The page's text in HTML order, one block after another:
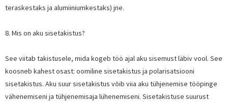
teraskestaks ja alumiiniumkestaks) jne.
8. Mis on aku sisetakistus?
See viitab takistusele, mida kogeb töö ajal aku sisemust läbiv vool. See
koosneb kahest osast: oomiline sisetakistus ja polarisatsiooni
sisetakistus. Aku suur sisetakistus võib viia aku tühjenemise tööpinge
vähenemiseni ja tühjenemisaja lühenemiseni. Sisetakistuse suurust